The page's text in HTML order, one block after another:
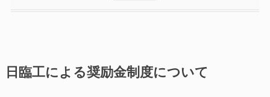
日臨工による奨励金制度について